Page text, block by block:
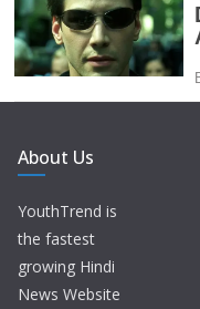
About Us
YouthTrend is
the fastest
growing Hindi
News Website